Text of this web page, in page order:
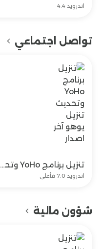
اندرويد 4.4
تواصل اجتماعي
تنزيل برنامج YoHo وتحديث تنزيل يوهو آخر اصدار
اندرويد 7.0 فأعلى
شؤون مالية